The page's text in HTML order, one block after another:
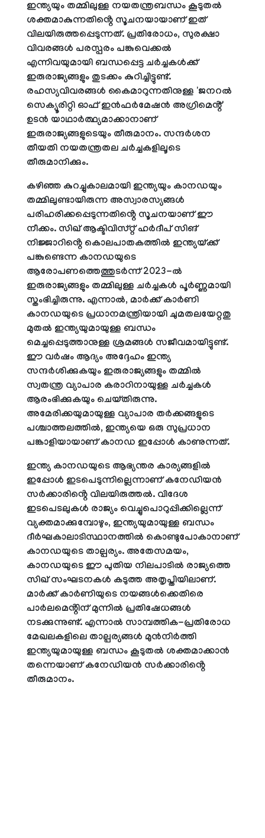
ഇന്ത്യയും തമ്മിലുള്ള നയതന്ത്രബന്ധം കൂടുതൽ
ശക്തമാകുന്നതിൻ്റെ സൂചനയായാണ് ഇത്
വിലയിരുത്തപ്പെടുന്നത്. പ്രതിരോധം, സുരക്ഷാ
വിവരങ്ങൾ പരസ്പരം പങ്കുവെക്കൽ
എന്നിവയുമായി ബന്ധപ്പെട്ട ചർച്ചകൾക്ക്
ഇരുരാജ്യങ്ങളും തുടക്കം കുറിച്ചിട്ടുണ്ട്.
രഹസ്യവിവരങ്ങൾ കൈമാറുന്നതിനുള്ള 'ജനറൽ
സെക്യൂരിറ്റി ഓഫ് ഇൻഫർമേഷൻ അഗ്രിമെൻ്റ്'
ഉടൻ യാഥാർത്ഥ്യമാക്കാനാണ്
ഇരുരാജ്യങ്ങളുടെയും തീരുമാനം. സന്ദർശന
തീയതി നയതന്ത്രതല ചർച്ചകളിലൂടെ
തീരുമാനിക്കും.
കഴിഞ്ഞ കുറച്ചുകാലമായി ഇന്ത്യയും കാനഡയും
തമ്മിലുണ്ടായിരുന്ന അസ്വാരസ്യങ്ങൾ
പരിഹരിക്കപ്പെടുന്നതിൻ്റെ സൂചനയാണ് ഈ
നീക്കം. സിഖ് ആക്ടിവിസ്റ്റ് ഹർദീപ് സിങ്
നിജ്ജാറിൻ്റെ കൊലപാതകത്തിൽ ഇന്ത്യയ്ക്ക്
പങ്കുണ്ടെന്ന കാനഡയുടെ
ആരോപണത്തെത്തുടർന്ന് 2023-ൽ
ഇരുരാജ്യങ്ങളും തമ്മിലുള്ള ചർച്ചകൾ പൂർണ്ണമായി
സ്തംഭിച്ചിരുന്നു. എന്നാൽ, മാർക്ക് കാർണി
കാനഡയുടെ പ്രധാനമന്ത്രിയായി ചുമതലയേറ്റതു
മുതൽ ഇന്ത്യയുമായുള്ള ബന്ധം
മെച്ചപ്പെടുത്താനുള്ള ശ്രമങ്ങൾ സജീവമായിട്ടുണ്ട്.
ഈ വർഷം ആദ്യം അദ്ദേഹം ഇന്ത്യ
സന്ദർശിക്കുകയും ഇരുരാജ്യങ്ങളും തമ്മിൽ
സ്വതന്ത്ര വ്യാപാര കരാറിനായുള്ള ചർച്ചകൾ
ആരംഭിക്കുകയും ചെയ്തിരുന്നു.
അമേരിക്കയുമായുള്ള വ്യാപാര തർക്കങ്ങളുടെ
പശ്ചാത്തലത്തിൽ, ഇന്ത്യയെ ഒരു സുപ്രധാന
പങ്കാളിയായാണ് കാനഡ ഇപ്പോൾ കാണുന്നത്.
ഇന്ത്യ കാനഡയുടെ ആഭ്യന്തര കാര്യങ്ങളിൽ
ഇപ്പോൾ ഇടപെടുന്നില്ലെന്നാണ് കനേഡിയൻ
സർക്കാരിൻ്റെ വിലയിരുത്തൽ. വിദേശ
ഇടപെടലുകൾ രാജ്യം വെച്ചുപൊറുപ്പിക്കില്ലെന്ന്
വ്യക്തമാക്കുമ്പോഴും, ഇന്ത്യയുമായുള്ള ബന്ധം
ദീർഘകാലാടിസ്ഥാനത്തിൽ കൊണ്ടുപോകാനാണ്
കാനഡയുടെ താല്പര്യം. അതേസമയം,
കാനഡയുടെ ഈ പുതിയ നിലപാടിൽ രാജ്യത്തെ
സിഖ് സംഘടനകൾ കടുത്ത അതൃപ്തിയിലാണ്.
മാർക്ക് കാർണിയുടെ നയങ്ങൾക്കെതിരെ
പാർലമെൻ്റിന് മുന്നിൽ പ്രതിഷേധങ്ങൾ
നടക്കുന്നുണ്ട്. എന്നാൽ സാമ്പത്തിക-പ്രതിരോധ
മേഖലകളിലെ താല്പര്യങ്ങൾ മുൻനിർത്തി
ഇന്ത്യയുമായുള്ള ബന്ധം കൂടുതൽ ശക്തമാക്കാൻ
തന്നെയാണ് കനേഡിയൻ സർക്കാരിൻ്റെ
തീരുമാനം.